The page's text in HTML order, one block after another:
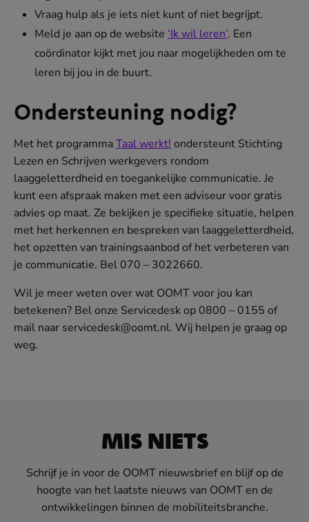
Vraag hulp als je iets niet kunt of niet begrijpt.
Meld je aan op de website ‘Ik wil leren’. Een
coördinator kijkt met jou naar mogelijkheden om te
leren bij jou in de buurt.
Ondersteuning nodig?
Met het programmaTaal werkt! ondersteunt Stichting
Lezen en Schrijven werkgevers rondom
laaggeletterdheid en toegankelijke communicatie. Je
kunt een afspraak maken met een adviseur voor gratis
advies op maat. Ze bekijken je specifieke situatie, helpen
met het herkennen en bespreken van laaggeletterdheid,
het opzetten van trainingsaanbod of het verbeteren van
je communicatie. Bel 070 – 3022660.
Wil je meer weten over wat OOMT voor jou kan
betekenen? Bel onze Servicedesk op 0800 – 0155 of
mail naar servicedesk@oomt.nl. Wij helpen je graag op
weg.
MIS NIETS
Schrijf je in voor de OOMT nieuwsbrief en blijf op de
hoogte van het laatste nieuws van OOMT en de
ontwikkelingen binnen de mobiliteitsbranche.